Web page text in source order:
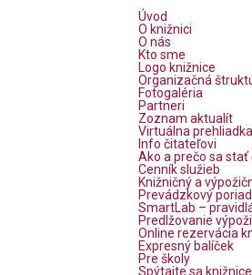
Úvod
O knižnici
O nás
Kto sme
Logo knižnice
Organizačná
Fotogaléria
Partneri
Zoznam aktualít
Virtuálna prehliadka
Info čitateľovi
Ako a prečo sa
Cenník služieb
Knižničný a
Prevádzkový
SmartLab –
Predlžovanie
Online rezervácia
Expresný balíček
Pre školy
Spýtajte sa knižnice